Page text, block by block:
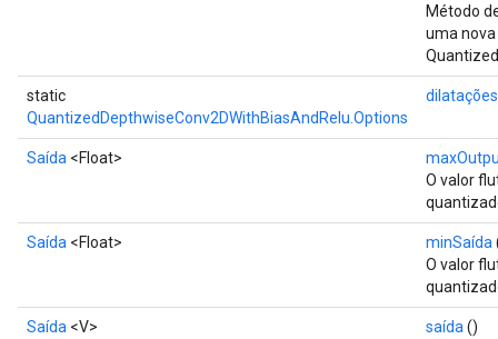
Método
uma
static
QuantizedDepthwiseConv2DWithBiasAndRelu.Options
dilatações
Saída <Float>
O valor
Saída <Float> minSaída
O valor
Saída <V> saída ()